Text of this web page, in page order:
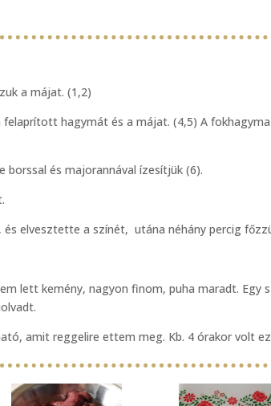
a májat. (1,2)
hagymát és a májat. (4,5) A
borssal és majorannával ízesítjük (6).
elvesztette a színét, utána néhány percig
lett kemény, nagyon finom, puha maradt.
amit reggelire ettem meg. Kb. 4 órakor volt